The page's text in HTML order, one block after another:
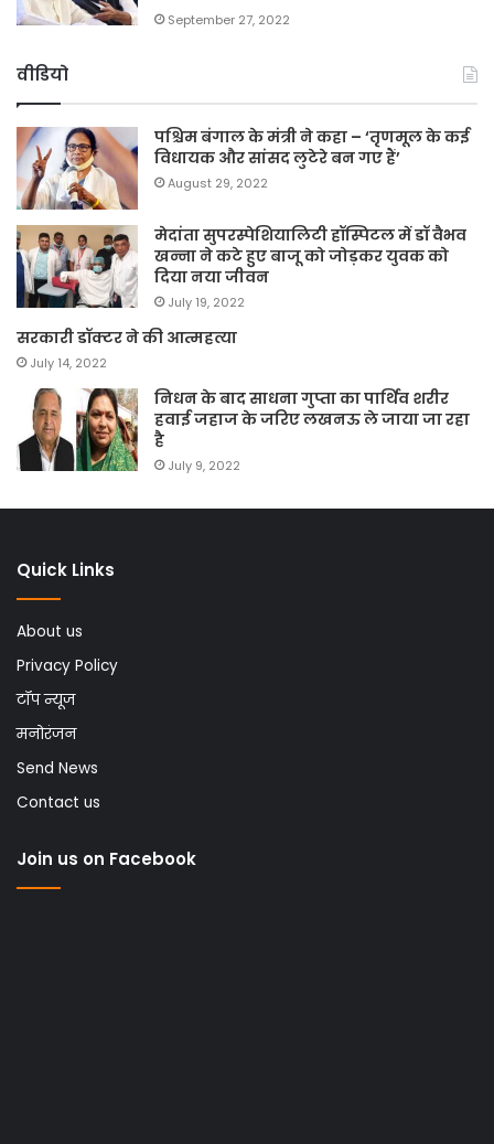
September 27, 2022
वीडियो
पश्चिम बंगाल के मंत्री ने कहा – ‘तृणमूल के कई
विधायक और सांसद लुटेरे बन गए हैं’
August 29, 2022
मेदांता सुपरस्पेशियालिटी हॉस्पिटल में डॉ वैभव
खन्ना ने कटे हुए बाजू को जोड़कर युवक को
दिया नया जीवन
July 19, 2022
सरकारी डॉक्टर ने की आत्महत्या
July 14, 2022
निधन के बाद साधना गुप्ता का पार्थिव शरीर
हवाई जहाज के जरिए लखनऊ ले जाया जा रहा
है
July 9, 2022
Quick Links
About us
Privacy Policy
टॉप न्यूज
मनोरंजन
Send News
Contact us
Join us on Facebook